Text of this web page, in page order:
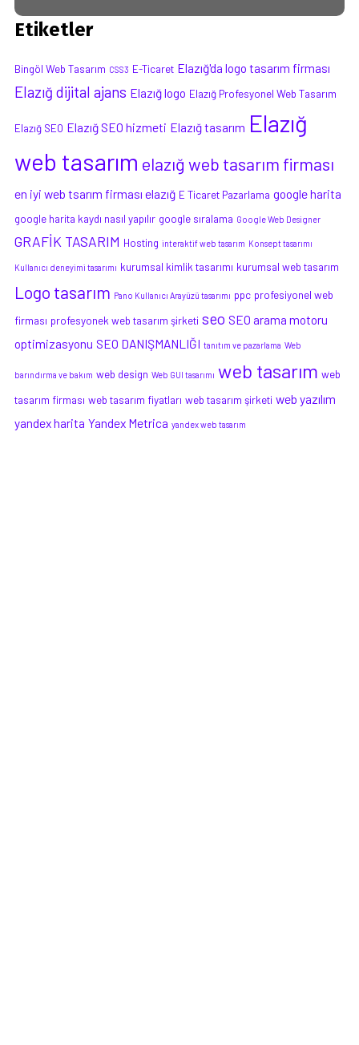
Etiketler
Bingöl Web Tasarım CSS3 E-Ticaret Elazığ'da logo tasarım firması
Elazığ dijital ajans Elazığ logo Elazığ Profesyonel Web Tasarım
Elazığ SEO Elazığ SEO hizmeti Elazığ tasarım Elazığ
web tasarım elazığ web tasarım firması
en iyi web tsarım firması elazığ E Ticaret Pazarlama google harita
google harita kaydı nasıl yapılır google sıralama Google Web Designer
GRAFİK TASARIM Hosting interaktif web tasarım Konsept tasarımı
Kullanıcı deneyimi tasarımı kurumsal kimlik tasarımı kurumsal web tasarım
Logo tasarım Pano Kullanıcı Arayüzü tasarımı ppc profesiyonel web
firması profesyonek web tasarım şirketi seo SEO arama motoru
optimizasyonu SEO DANIŞMANLIĞI tanıtım ve pazarlama Web
barındırma ve bakım web design Web GUI tasarımı web tasarım web
tasarım firması web tasarım fiyatları web tasarım şirketi web yazılım
yandex harita Yandex Metrica yandex web tasarım